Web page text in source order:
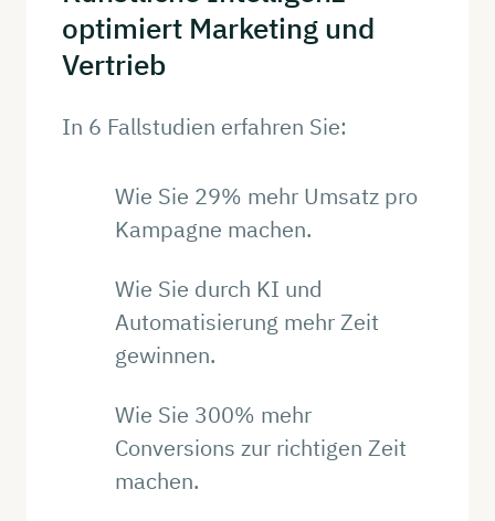
optimiert Marketing und
Vertrieb
In 6 Fallstudien erfahren Sie:
Wie Sie 29% mehr Umsatz pro
Kampagne machen.
Wie Sie durch KI und
Automatisierung mehr Zeit
gewinnen.
Wie Sie 300% mehr
Conversions zur richtigen Zeit
machen.